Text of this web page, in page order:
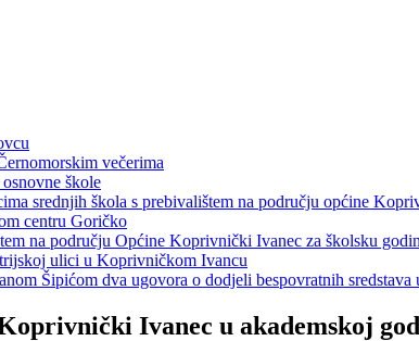
večerima
škole
srednjih škola s prebivalištem na području općine
centru Goričko
na području Općine Koprivnički Ivanec za školsku
ulici u Koprivničkom Ivancu
Šipićom dva ugovora o dodjeli bespovratnih
Ivanec u akademskoj